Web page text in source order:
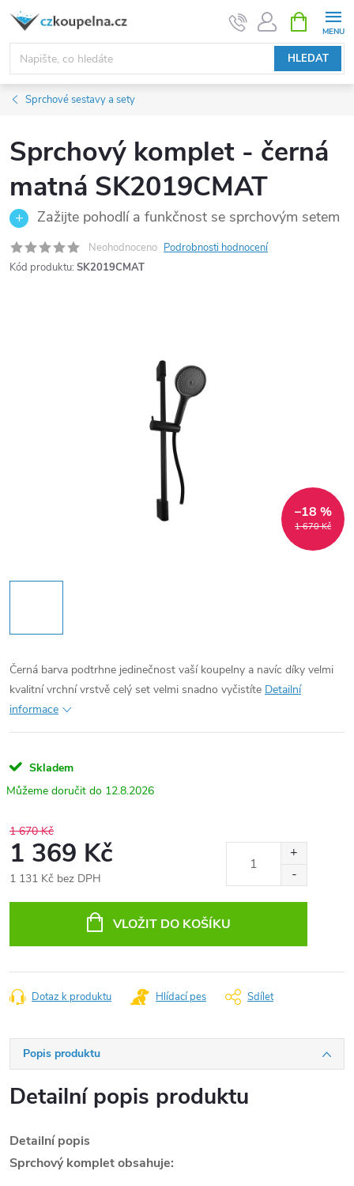
Přejít
obsah
HLEDAT
NÁKUPNÍ
KOŠÍK
Sprchové sestavy a sety
Sprchový komplet - černá
matná SK2019CMAT
Zažijte pohodlí a funkčnost se sprchovým setem
Neohodnoceno Podrobnosti hodnocení
Kód produktu: SK2019CMAT
1 670 Kč
–18 %
Černá barva podtrhne jedinečnost vaší koupelny a navíc díky velmi
kvalitní vrchní vrstvě celý set velmi snadno vyčistíte Detailní
informace
Skladem
12.8.2026
1 670 Kč
1 369 Kč
1 131 Kč bez DPH
VLOŽIT DO KOŠÍKU
Dotaz k produktu Hlídací pes Sdílet
Popis produktu
Detailní popis produktu
Detailní popis
Sprchový komplet obsahuje: